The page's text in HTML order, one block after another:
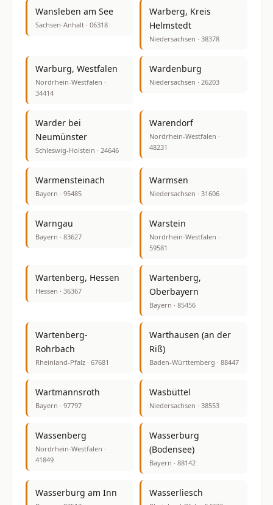
Wansleben am See
Sachsen-Anhalt · 06318
Warberg, Kreis
Helmstedt
Niedersachsen · 38378
Warburg, Westfalen
Nordrhein-Westfalen ·
34414
Wardenburg
Niedersachsen · 26203
Warder bei
Neumünster
Schleswig-Holstein · 24646
Warendorf
Nordrhein-Westfalen ·
48231
Warmensteinach
Bayern · 95485
Warmsen
Niedersachsen · 31606
Warngau
Bayern · 83627
Warstein
Nordrhein-Westfalen ·
59581
Wartenberg, Hessen
Hessen · 36367
Wartenberg,
Oberbayern
Bayern · 85456
Wartenberg-
Rohrbach
Rheinland-Pfalz · 67681
Warthausen (an der
Riß)
Baden-Württemberg · 88447
Wartmannsroth
Bayern · 97797
Wasbüttel
Niedersachsen · 38553
Wassenberg
Nordrhein-Westfalen ·
41849
Wasserburg
(Bodensee)
Bayern · 88142
Wasserburg am Inn Wasserliesch